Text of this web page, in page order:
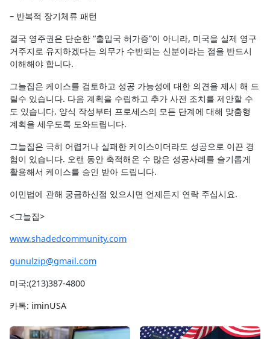
– 반복적 장기체류 패턴
결국 영주권은 단순한 “출입국 허가증”이 아니라, 미국을 실제 영구
거주지로 유지하겠다는 의무가 수반되는 신분이라는 점을 반드시
이해해야 합니다.
그늘집은 케이스를 검토하고 성공 가능성에 대한 의견을 제시 해 드
릴수 있습니다. 다음 계획을 수립하고 추가 사전 조치를 제안할 수
도 있습니다. 양식 작성부터 프로세스의 모든 단계에 대해 맞춤형
계획을 세우도록 도와드립니다.
그늘집은 극히 어렵거나 실패한 케이스이더라도 성공으로 이끈 경
험이 있습니다. 오랜 동안 축적해온 수 많은 성공사례를 슬기롭게
활용해서 케이스를 승인 받아 드립니다.
이민법에 관해 궁금하신점 있으시면 언제든지 연락 주십시요.
<그늘집>
www.shadedcommunity.com
gunulzip@gmail.com
미국:(213)387-4800
카톡: iminUSA